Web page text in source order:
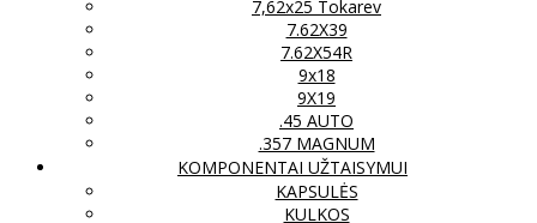
7,62x25 Tokarev
7.62X39
7.62X54R
9x18
9X19
.45 AUTO
.357 MAGNUM
KOMPONENTAI UŽTAISYMUI
KAPSULĖS
KULKOS